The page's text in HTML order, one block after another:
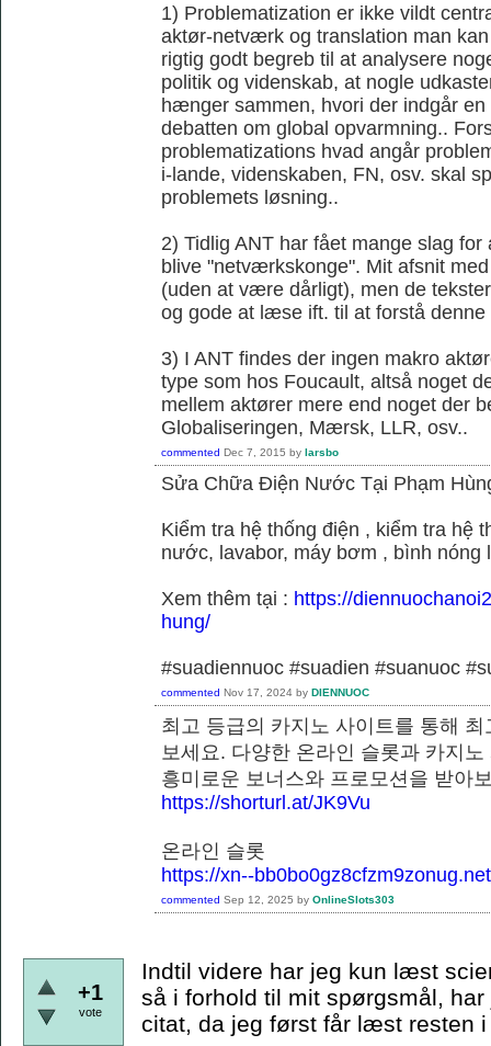
1) Problematization er ikke vildt
aktør-netværk og translation man
rigtig godt begreb til at analysere
politik og videnskab, at nogle
hænger sammen, hvori der indgår
debatten om global opvarmning..
problematizations hvad angår
i-lande, videnskaben, FN, osv. skal
problemets løsning..
2) Tidlig ANT har fået mange slag
blive "netværkskonge". Mit afsnit
(uden at være dårligt), men de
og gode at læse ift. til at forstå denne
3) I ANT findes der ingen makro
type som hos Foucault, altså noget
mellem aktører mere end noget der
Globaliseringen, Mærsk, LLR, osv..
commented Dec 7, 2015 by larsbo
Sửa Chữa Điện Nước Tại Phạm
Kiểm tra hệ thống điện , kiểm tra hệ
nước, lavabor, máy bơm , bình nóng
Xem thêm tại : https://
hung/
#suadiennuoc #suadien #suanuoc
commented Nov 17, 2024 by DIENNUOC
최고 등급의 카지노 사이트를 통해
보세요. 다양한 온라인 슬롯과 카지
흥미로운 보너스와 프로모션을
https://shorturl.at/JK9Vu
온라인 슬롯
https://xn--bb0bo0gz8cfzm9zonug.net
commented Sep 12, 2025 by OnlineSlots303
+1
vote
Indtil videre har jeg kun læst
så i forhold til mit spørgsmål,
citat, da jeg først får læst resten i